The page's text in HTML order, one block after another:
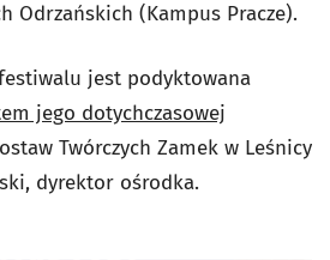
Odrzańskich (Kampus Pracze).
jest podyktowana
jego dotychczasowej
Twórczych Zamek w Leśnicy
dyrektor ośrodka.